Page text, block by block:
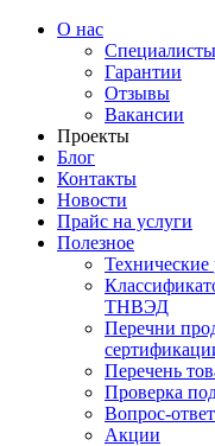
О нас
Специалисты
Гарантии
Отзывы
Вакансии
Проекты
Блог
Контакты
Новости
Прайс на услуги
Полезное
ТНВЭД
Перечни
Перечень
Проверка
Вопрос-
Акции